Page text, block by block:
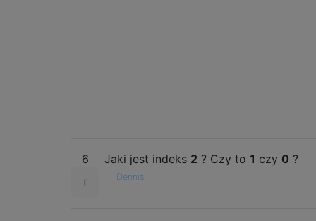
6 Jaki jest indeks 2 ? Czy to 1 czy 0 ?
Dennis